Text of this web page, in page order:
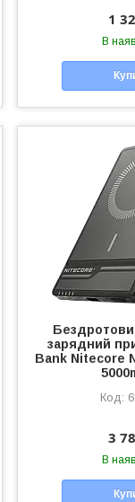
1
В
зарядний
Bank Nitecore
3
В